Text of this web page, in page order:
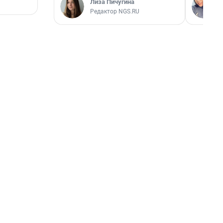
Лиза Пичугина
Редактор NGS.RU